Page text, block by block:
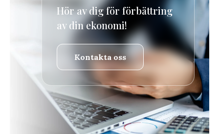
Hör av dig för förbättring
av din ekonomi!
Kontakta oss